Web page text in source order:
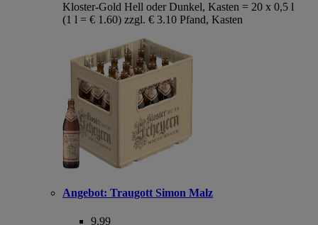
Kloster-Gold Hell oder Dunkel, Kasten = 20 x 0,5 l
(1 l = € 1.60) zzgl. € 3.10 Pfand, Kasten
Angebot: Traugott Simon Malz
9.99